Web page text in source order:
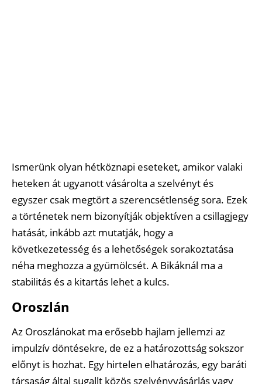
Ismerünk olyan hétköznapi eseteket, amikor valaki
heteken át ugyanott vásárolta a szelvényt és
egyszer csak megtört a szerencsétlenség sora. Ezek
a történetek nem bizonyítják objektíven a csillagjegy
hatását, inkább azt mutatják, hogy a
következetesség és a lehetőségek sorakoztatása
néha meghozza a gyümölcsét. A Bikáknál ma a
stabilitás és a kitartás lehet a kulcs.
Oroszlán
Az Oroszlánokat ma erősebb hajlam jellemzi az
impulzív döntésekre, de ez a határozottság sokszor
előnyt is hozhat. Egy hirtelen elhatározás, egy baráti
társaság által sugallt közös szelvényvásárlás vagy